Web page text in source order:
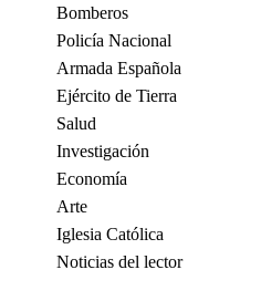
Bomberos
Policía Nacional
Armada Española
Ejército de Tierra
Salud
Investigación
Economía
Arte
Iglesia Católica
Noticias del lector